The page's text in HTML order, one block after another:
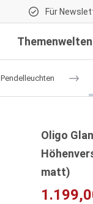
Für
Pendelleuchten
Oligo
matt)